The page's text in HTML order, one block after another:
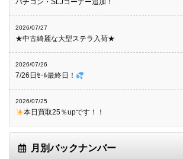
バチコン・SLJコーナー追加！
2026/07/27
★中古綺麗な大型ステラ入荷★
2026/07/26
7/26日ｾｰﾙ最終日！
2026/07/25
本日買取25％upです！！
月別バックナンバー